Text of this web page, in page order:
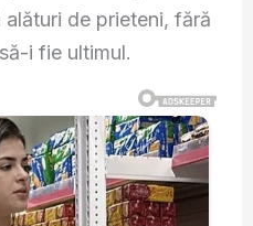
de prieteni, fără
i fie ultimul.